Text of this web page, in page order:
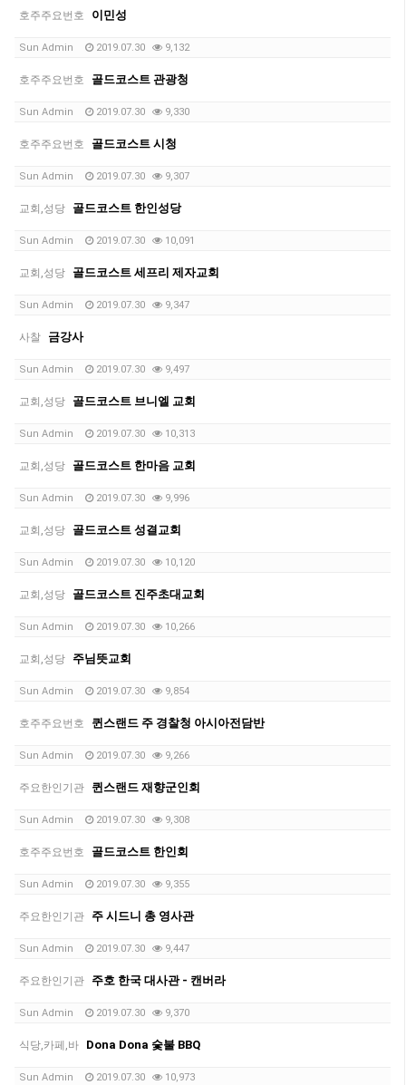
호주주요번호 이민성
Sun Admin 2019.07.30 9,132
호주주요번호 골드코스트 관광청
Sun Admin 2019.07.30 9,330
호주주요번호 골드코스트 시청
Sun Admin 2019.07.30 9,307
교회,성당 골드코스트 한인성당
Sun Admin 2019.07.30 10,091
교회,성당 골드코스트 세프리 제자교회
Sun Admin 2019.07.30 9,347
사찰 금강사
Sun Admin 2019.07.30 9,497
교회,성당 골드코스트 브니엘 교회
Sun Admin 2019.07.30 10,313
교회,성당 골드코스트 한마음 교회
Sun Admin 2019.07.30 9,996
교회,성당 골드코스트 성결교회
Sun Admin 2019.07.30 10,120
교회,성당 골드코스트 진주초대교회
Sun Admin 2019.07.30 10,266
교회,성당 주님뜻교회
Sun Admin 2019.07.30 9,854
호주주요번호 퀸스랜드 주 경찰청 아시아전담반
Sun Admin 2019.07.30 9,266
주요한인기관 퀸스랜드 재향군인회
Sun Admin 2019.07.30 9,308
호주주요번호 골드코스트 한인회
Sun Admin 2019.07.30 9,355
주요한인기관 주 시드니 총 영사관
Sun Admin 2019.07.30 9,447
주요한인기관 주호 한국 대사관 - 캔버라
Sun Admin 2019.07.30 9,370
식당,카페,바 Dona Dona 숯불 BBQ
Sun Admin 2019.07.30 10,973